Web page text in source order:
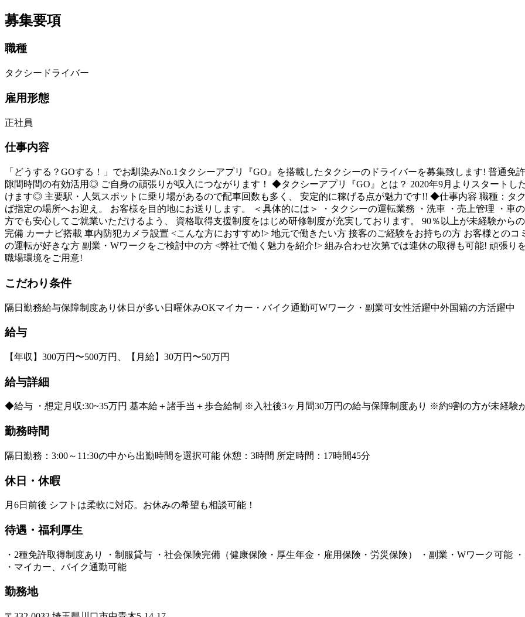
募集要項
職種
タクシードライバー
雇用形態
正社員
仕事内容
「どうする？GOする！」でお馴染みNo.1タクシーアプリ『GO』を搭載したタクシーのドライバーを募集致します! 普通
隙間時間の有効活用◎ ご自身の頑張りが収入につながります！ ◆タクシーアプリ『GO』とは？ 2020年9月よりスタートし
けます◎ 主要駅・人気スポットに乗り場があるので配車回数も多く、 安定的に稼げる点が魅力です!! ◆仕事内容 職種：タ
ば指定の場所へお迎え。 お客様を目的地にお送りします。 ＜具体的には＞ ・タクシーの運転業務 ・洗車 ・売上管理 ・
方でも安心してご就業いただけるよう、 資格取得支援制度をはじめ研修制度が充実しております。 90％以上が未経験か
完備 カーナビ搭載 車内防犯カメラ設置 <こんな方におすすめ!> 地元で働きたい方 接客のご経験をお持ちの方 お客様との
の運転が好きな方 副業・Wワークをご検討中の方 <弊社で働く魅力を紹介!> 組み合わせ次第では連休の取得も可能! 頑張り
職場環境をご用意!
こだわり条件
隔日勤務給与保障制度あり 休日が多い 日曜休みOKマイカー・バイク通勤可Wワーク・副業可女性活躍中外国籍の方活躍中
給与
【年収】300万円〜500万円、【月給】30万円〜50万円
給与詳細
◆給与 ・想定月収:30~35万円 基本給＋諸手当＋歩合給制 ※入社後3ヶ月間30万円の給与保障制度あり ※約9割の方が未経験
勤務時間
隔日勤務：3:00～11:30の中から出勤時間を選択可能 休憩：3時間 所定時間：17時間45分
休日・休暇
月6日前後 シフトは柔軟に対応。お休みの希望も相談可能！
待遇・福利厚生
・2種免許取得制度あり ・制服貸与 ・社会保険完備（健康保険・厚生年金・雇用保険・労災保険） ・副業・Wワーク可能
・マイカー、バイク通勤可能
勤務地